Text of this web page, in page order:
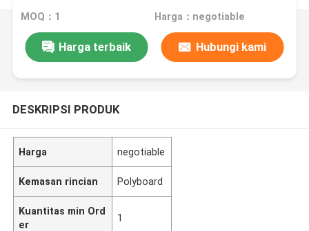
MOQ：1 Harga：negotiable
Harga terbaik Hubungi kami
DESKRIPSI PRODUK
Harga negotiable
Kemasan rincian Polyboard
Kuantitas min Ord
er
1